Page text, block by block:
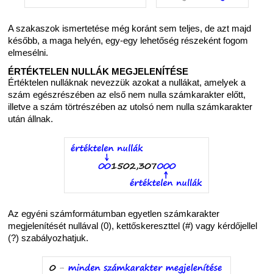
A szakaszok ismertetése még koránt sem teljes, de azt majd
később, a maga helyén, egy-egy lehetőség részeként fogom
elmesélni.
ÉRTÉKTELEN NULLÁK MEGJELENÍTÉSE
Értéktelen nulláknak nevezzük azokat a nullákat, amelyek a
szám egészrészében az első nem nulla számkarakter előtt,
illetve a szám törtrészében az utolsó nem nulla számkarakter
után állnak.
Az egyéni számformátumban egyetlen számkarakter
megjelenítését nullával (0), kettőskereszttel (#) vagy kérdőjellel
(?) szabályozhatjuk.